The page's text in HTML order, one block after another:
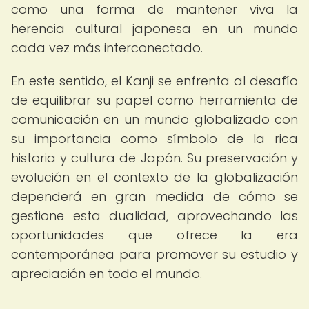
como una forma de mantener viva la
herencia cultural japonesa en un mundo
cada vez más interconectado.
En este sentido, el Kanji se enfrenta al desafío
de equilibrar su papel como herramienta de
comunicación en un mundo globalizado con
su importancia como símbolo de la rica
historia y cultura de Japón. Su preservación y
evolución en el contexto de la globalización
dependerá en gran medida de cómo se
gestione esta dualidad, aprovechando las
oportunidades que ofrece la era
contemporánea para promover su estudio y
apreciación en todo el mundo.